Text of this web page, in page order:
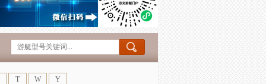
T W Y